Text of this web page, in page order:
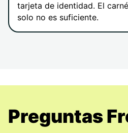
tarjeta de identidad. El
solo no es suficiente.
Preguntas